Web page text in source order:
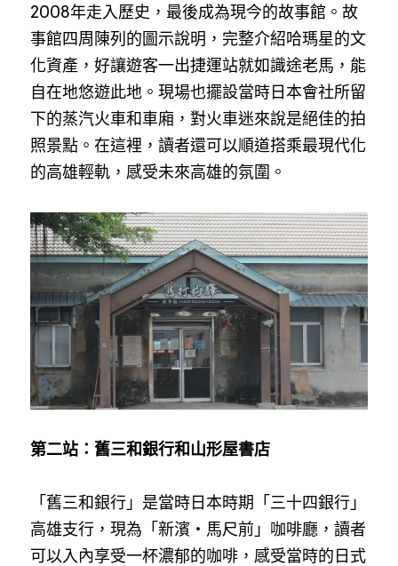
2008年走入歷史，最後成為現今的故事館。故
事館四周陳列的圖示說明，完整介紹哈瑪星的文
化資產，好讓遊客一出捷運站就如識途老馬，能
自在地悠遊此地。現場也擺設當時日本會社所留
下的蒸汽火車和車廂，對火車迷來說是絕佳的拍
照景點。在這裡，讀者還可以順道搭乘最現代化
的高雄輕軌，感受未來高雄的氛圍。
第二站：舊三和銀行和山形屋書店
「舊三和銀行」是當時日本時期「三十四銀行」
高雄支行，現為「新濱・馬尺前」咖啡廳，讀者
可以入內享受一杯濃郁的咖啡，感受當時的日式